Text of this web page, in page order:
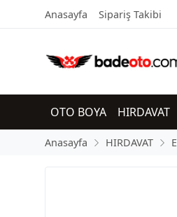
Anasayfa Sipariş Takibi
OTO BOYA HIRDAVAT
Anasayfa HIRDAVAT